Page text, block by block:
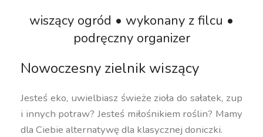
wiszący ogród • wykonany z filcu •
podręczny organizer
Nowoczesny zielnik wiszący
Jesteś eko, uwielbiasz świeże zioła do sałatek, zup
i innych potraw? Jesteś miłośnikiem roślin? Mamy
dla Ciebie alternatywę dla klasycznej doniczki.